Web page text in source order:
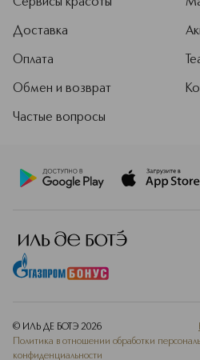
Доставка
Оплата
Обмен и возврат
Частые вопросы
© ИЛЬ ДЕ БОТЭ 2026
Политика в отношении обработки
конфиденциальности